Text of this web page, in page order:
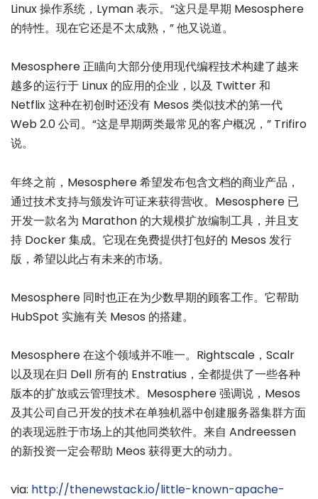
Linux 操作系统，Lyman 表示。“这只是早期 Mesosphere
的特性。现在它还是不太成熟，” 他又说道。
Mesosphere 正瞄向大部分使用现代编程技术构建了越来
越多的运行于 Linux 的应用的企业，以及 Twitter 和
Netflix 这种在初创时还没有 Mesos 类似技术的第一代
Web 2.0 公司。“这是早期两类最常见的客户概况，” Trifiro
说。
年终之前，Mesosphere 希望发布包含文档的商业产品，
通过技术支持与颁发许可证来获得营收。Mesosphere 已
开发一款名为 Marathon 的大规模扩放编制工具，并且支
持 Docker 集成。它现在免费提供打包好的 Mesos 发行
版，希望以此占有未来的市场。
Mesosphere 同时也正在为少数早期的顾客工作。它帮助
HubSpot 实施有关 Mesos 的搭建。
Mesosphere 在这个领域并不唯一。Rightscale，Scalr
以及现在归 Dell 所有的 Enstratius，全都提供了一些各种
版本的扩放或云管理技术。Mesosphere 强调说，Mesos
及其公司自己开发的技术在单独机器中创建服务器集群方面
的表现远胜于市场上的其他同类软件。来自 Andreessen
的新投资一定会帮助 Meos 获得更大的动力。
via: http://thenewstack.io/little-known-apache-